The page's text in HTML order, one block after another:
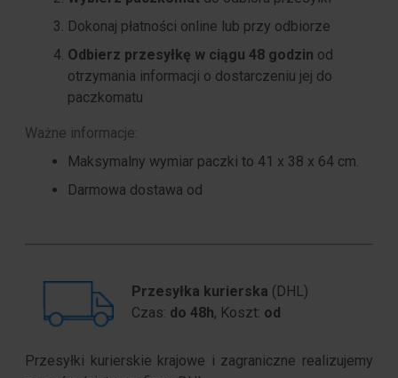
Dokonaj płatności online lub przy odbiorze
Odbierz przesyłkę w ciągu 48 godzin od
otrzymania informacji o dostarczeniu jej do
paczkomatu
Ważne informacje:
Maksymalny wymiar paczki to 41 x 38 x 64 cm.
Darmowa dostawa od
Przesyłka kurierska (DHL)
Czas: do 48h, Koszt: od
Przesyłki kurierskie krajowe i zagraniczne realizujemy